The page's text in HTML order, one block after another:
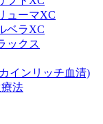
ューマXC
ベラXC
ックス
インリッチ血清)
法